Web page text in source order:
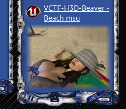
VCTF-H3D-Beaver ­
Beach msu